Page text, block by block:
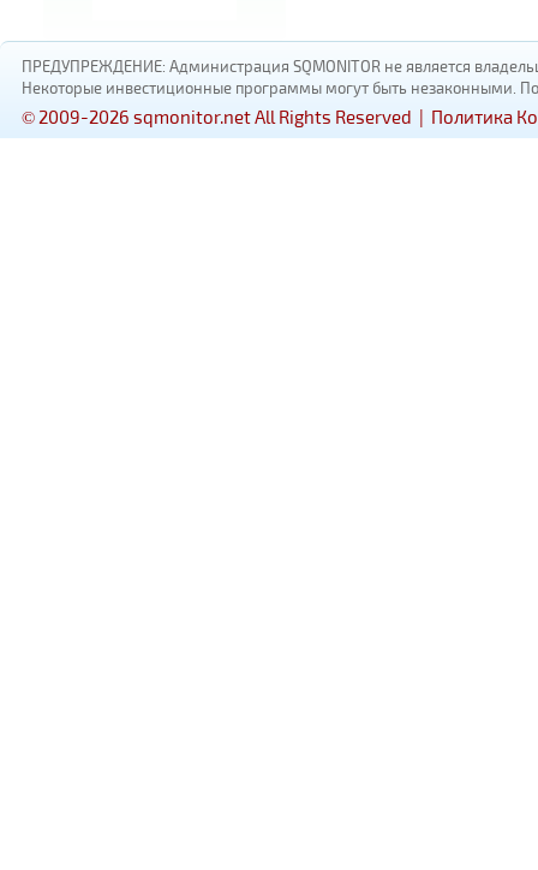
ПРЕДУПРЕЖДЕНИЕ: Администрация SQMONITOR не является
Некоторые инвестиционные программы могут быть незаконными.
© 2009-2026 sqmonitor.net All Rights Reserved | Политика